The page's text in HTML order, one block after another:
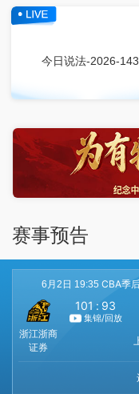
今日说法-2026-143
赛事预告